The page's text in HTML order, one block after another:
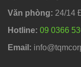
Văn phòng: 24/14
Hotline: 09 0366
Email: